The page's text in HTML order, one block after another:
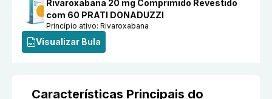
Rivaroxabana 20 mg Comprimido Revestido
com 60 PRATI DONADUZZI
Princípio ativo:Rivaroxabana
Visualizar Bula
Características Principais do